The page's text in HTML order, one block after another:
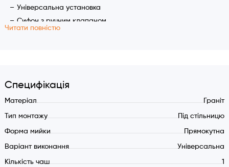
Універсальна установка
Сифон з ручним клапаном
Характеристики:
Чаша: 560x407 мм.
Глибина чаші: 200 мм.
Виріз для установки: за шаблоном.
Без крила і місця для змішувача
Читати повністю
Специфікація
Матеріал Граніт
Тип монтажу Під стільницю
Форма мийки Прямокутна
Варіант виконання Універсальна
Кількість чаш 1